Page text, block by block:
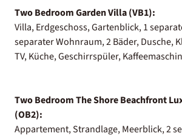
Two Bedroom Garden Villa (VB1):
Villa, Erdgeschoss, Gartenblick, 1
separater Wohnraum, 2 Bäder, Dusche,
TV, Küche, Geschirrspüler,
Two Bedroom The Shore Beachfront
(OB2):
Appartement, Strandlage, Meerblick, 2